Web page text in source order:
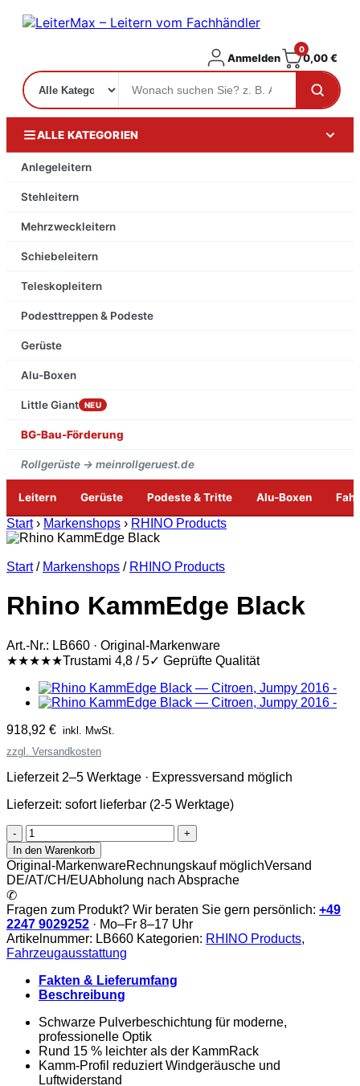
Anmelden
0
0,00€
ALLE KATEGORIEN
Anlegeleitern
Stehleitern
Mehrzweckleitern
Schiebeleitern
Teleskopleitern
Podesttreppen & Podeste
Gerüste
Alu-Boxen
Little Giant NEU
BG-Bau-Förderung
Rollgerüste → meinrollgeruest.de
Leitern Gerüste Podeste & Tritte Alu-Boxen
Zum
Inhalt
Start › Markenshops › RHINO Products
Start / Markenshops / RHINO Products
Rhino KammEdge Black
Art.-Nr.: LB660 · Original-Markenware
★★★★★Trustami 4,8 / 5✓ Geprüfte Qualität
918,92 € inkl. MwSt.
zzgl. Versandkosten
Lieferzeit 2–5 Werktage · Expressversand möglich
Lieferzeit: sofort lieferbar (2-5 Werktage)
Rhino
KammEdge
Black
Menge
In den Warenkorb
Original-MarkenwareRechnungskauf möglichVersand
DE/AT/CH/EUAbholung nach Absprache
✆
Fragen zum Produkt? Wir beraten Sie gern persönlich: +49
2247 9029252 · Mo–Fr 8–17 Uhr
Artikelnummer: LB660 Kategorien: RHINO Products,
Fahrzeugausstattung
Fakten & Lieferumfang
Beschreibung
Schwarze Pulverbeschichtung für moderne,
professionelle Optik
Rund 15 % leichter als der KammRack
Kamm-Profil reduziert Windgeräusche und
Luftwiderstand